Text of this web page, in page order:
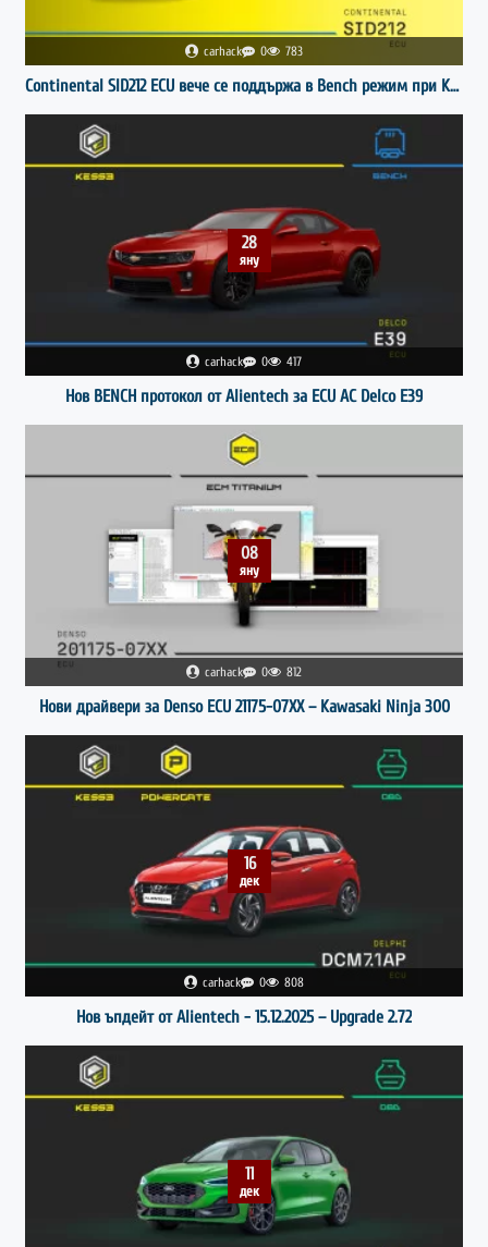
carhack 0 783
Continental SID212 ECU вече се поддържа в Bench режим при KESS3
28
яну
carhack 0 417
Нов BENCH протокол от Alientech за ECU AC Delco E39
08
яну
carhack 0 812
Нови драйвери за Denso ECU 21175-07XX – Kawasaki Ninja 300
16
дек
carhack 0 808
Нов ъпдейт от Alientech - 15.12.2025 – Upgrade 2.72
11
дек